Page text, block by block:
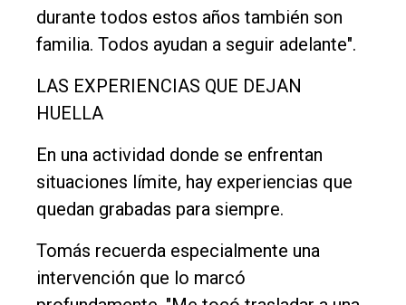
durante todos estos años también son
familia. Todos ayudan a seguir adelante".
LAS EXPERIENCIAS QUE DEJAN
HUELLA
En una actividad donde se enfrentan
situaciones límite, hay experiencias que
quedan grabadas para siempre.
Tomás recuerda especialmente una
intervención que lo marcó